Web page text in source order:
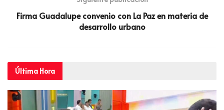
Firma Guadalupe convenio con La Paz en materia de
desarrollo urbano
Última Hora